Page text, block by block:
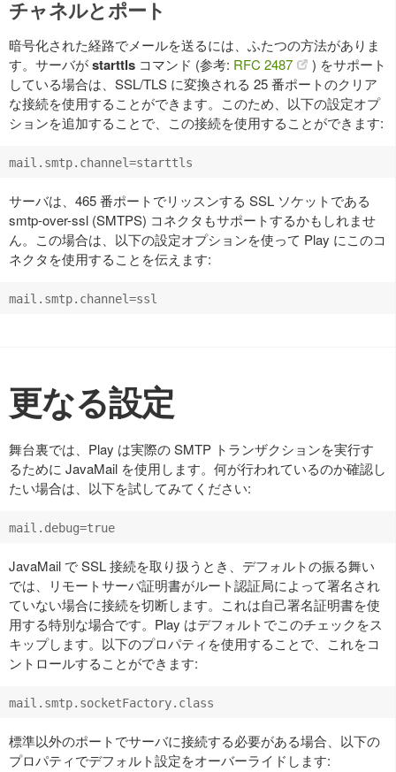
チャネルとポート
暗号化された経路でメールを送るには、ふたつの方法がありま
す。サーバがstarttls コマンド (参考: RFC 2487
) をサポート
している場合は、SSL/TLS に変換される 25 番ポートのクリア
な接続を使用することができます。このため、以下の設定オプ
ションを追加することで、この接続を使用することができます:
サーバは、465 番ポートでリッスンする SSL ソケットである
smtp-over-ssl (SMTPS) コネクタもサポートするかもしれませ
ん。この場合は、以下の設定オプションを使って Play にこのコ
ネクタを使用することを伝えます:
更なる設定
舞台裏では、Play は実際の SMTP トランザクションを実行す
るために JavaMail を使用します。何が行われているのか確認し
たい場合は、以下を試してみてください:
JavaMail で SSL 接続を取り扱うとき、デフォルトの振る舞い
では、リモートサーバ証明書がルート認証局によって署名され
ていない場合に接続を切断します。これは自己署名証明書を使
用する特別な場合です。Play はデフォルトでこのチェックをス
キップします。以下のプロパティを使用することで、これをコ
ントロールすることができます:
標準以外のポートでサーバに接続する必要がある場合、以下の
プロパティでデフォルト設定をオーバーライドします: